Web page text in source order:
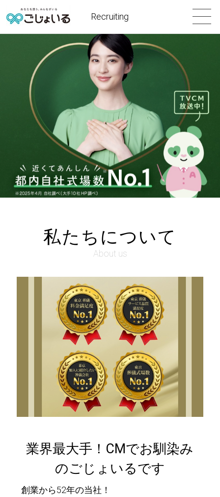
Recruiting
私たちについて
About us
業界最大手！CMでお馴染み
のごじょいるです
創業から52年の当社！